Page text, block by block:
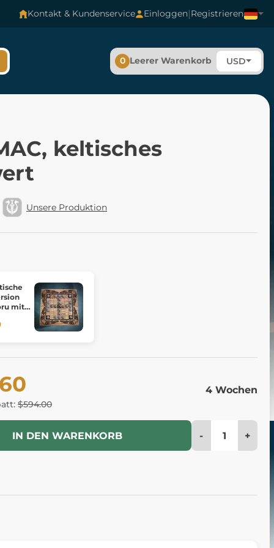
Kontakt & Kundenservice Einloggen|Registrieren
0 Leerer Warenkorb USD
keltisches
Unsere Produktion
mit
$594.00
4 Wochen
IN DEN WARENKORB - +